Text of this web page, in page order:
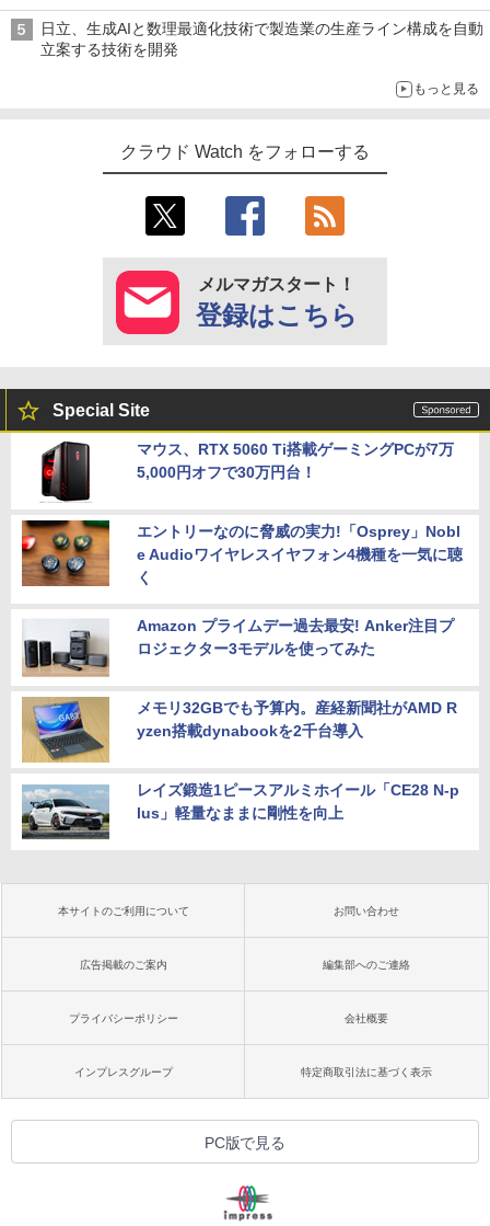
日立、生成AIと数理最適化技術で製造業の生産ライン構成を自動
立案する技術を開発
もっと見る
クラウド Watch をフォローする
メルマガスタート！
登録はこちら
Special Site
マウス、RTX 5060 Ti搭載ゲーミングPCが7万
5,000円オフで30万円台！
エントリーなのに脅威の実力!「Osprey」Nobl
e Audioワイヤレスイヤフォン4機種を一気に聴
く
Amazon プライムデー過去最安! Anker注目プ
ロジェクター3モデルを使ってみた
メモリ32GBでも予算内。産経新聞社がAMD R
yzen搭載dynabookを2千台導入
レイズ鍛造1ピースアルミホイール「CE28 N-p
lus」軽量なままに剛性を向上
本サイトのご利用について お問い合わせ
広告掲載のご案内 編集部へのご連絡
プライバシーポリシー 会社概要
インプレスグループ 特定商取引法に基づく表示
PC版で見る